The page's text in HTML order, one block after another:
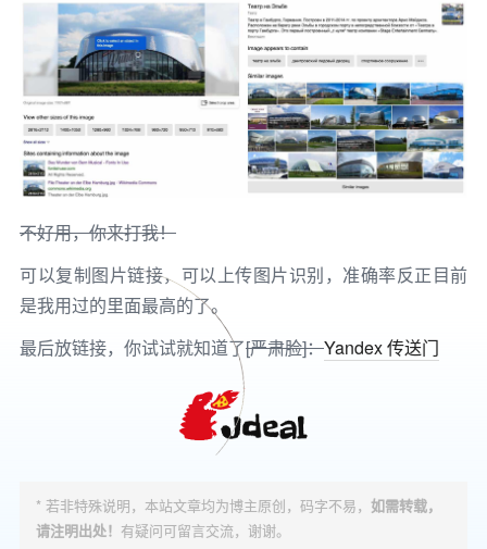
不好用，你来打我！
可以复制图片链接，可以上传图片识别，准确率反正目前
是我用过的里面最高的了。
最后放链接，你试试就知道了[严肃脸]：Yandex 传送门
* 若非特殊说明，本站文章均为博主原创，码字不易， 如需转载，
请注明出处！ 有疑问可留言交流，谢谢。